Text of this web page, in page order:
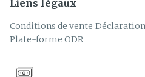
Liens légaux
Conditions de vente
Plate-forme ODR